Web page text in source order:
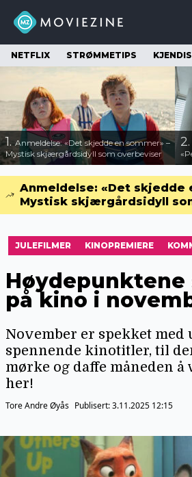
NETFLIX STRØMMETIPS
1.Anmeldelse: «Det skjedde en sommer» –
Mystisk skjærgårdsidyll som overbeviser
2.
Anmeldelse: «Det skjedde
Mystisk skjærgårdsidyll
JULEFILMER KINOPREMIERE
Høydepunktene
på kino i
November er spekket med
spennende kinotitler, til
mørke og daffe måneden å
her!
Tore Andre Øyås Publisert:3.11.2025 12:15